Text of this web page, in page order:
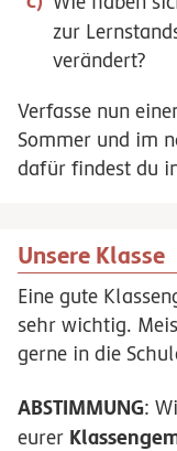
zur
verändert?
Verfasse nun
Sommer und im
dafür findest du
Unsere Klasse
Eine gute
sehr wichtig.
gerne in die
ABSTIMMUNG:
eurer